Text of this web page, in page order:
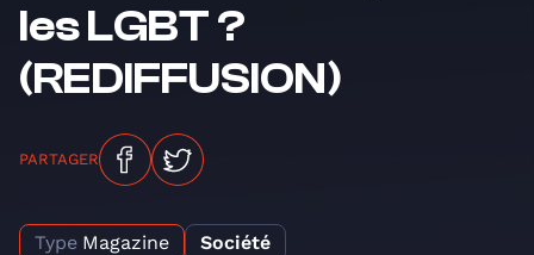
les LGBT ?
(REDIFFUSION)
PARTAGER
Type Magazine
Société